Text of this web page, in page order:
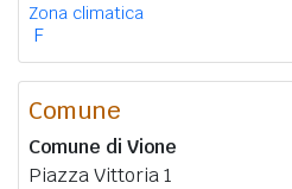
Zona climatica
F
Comune
Comune di Vione
Piazza Vittoria 1